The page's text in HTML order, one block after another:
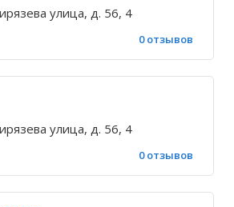
улица, д. 56, 4
0 отзывов
улица, д. 56, 4
0 отзывов